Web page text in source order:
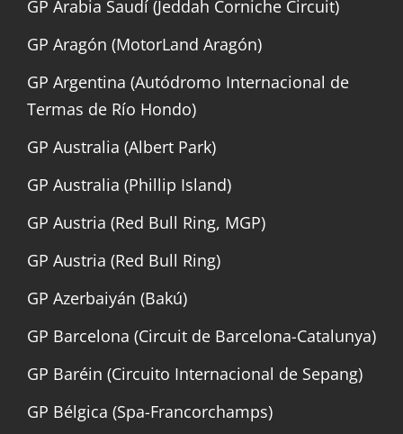
GP Arabia Saudí (Jeddah Corniche Circuit)
GP Aragón (MotorLand Aragón)
GP Argentina (Autódromo Internacional de
Termas de Río Hondo)
GP Australia (Albert Park)
GP Australia (Phillip Island)
GP Austria (Red Bull Ring, MGP)
GP Austria (Red Bull Ring)
GP Azerbaiyán (Bakú)
GP Barcelona (Circuit de Barcelona-Catalunya)
GP Baréin (Circuito Internacional de Sepang)
GP Bélgica (Spa-Francorchamps)